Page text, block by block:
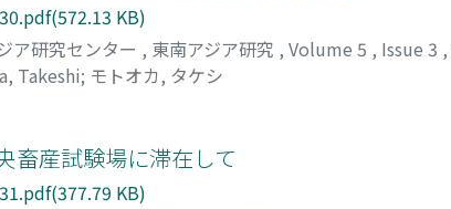
KB)
ア研究センター , 東南アジア研究 , Volume 5 , Issue 3 ,
Takeshi; モトオカ, タケシ
畜産試験場に滞在して
KB)